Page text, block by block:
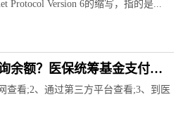
Protocol Version 6的缩写，指的是...
余额？医保统筹基金支付起
查看;2、通过第三方平台查看;3、到医